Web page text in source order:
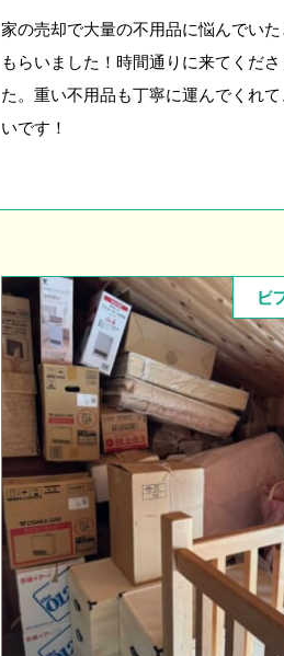
家の売却で大量の不用品に悩んでい
もらいました！時間通りに来てくだ
た。重い不用品も丁寧に運んでくれ
いです！
ビ